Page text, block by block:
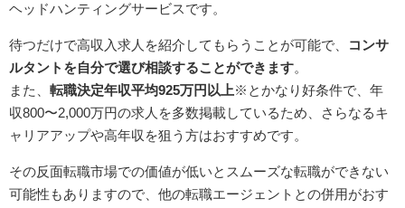
ヘッドハンティングサービスです。
待つだけで高収入求人を紹介してもらうことが可能で、
コンサ
ルタントを自分で選び相談することができます
また、 転職決定年収平均925万円以上 ※とかなり好条件で、年
収800〜2,000万円の求人を多数掲載しているため、さらなるキ
ャリアアップや高年収を狙う方はおすすめです。
その反面転職市場での価値が低いとスムーズな転職ができない
可能性もありますので、他の転職エージェントとの併用がおす